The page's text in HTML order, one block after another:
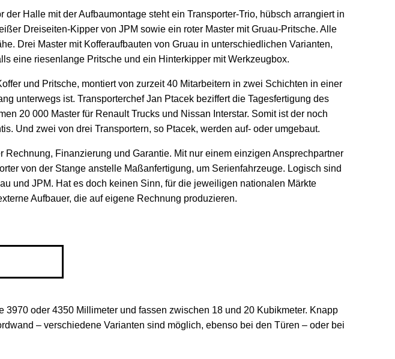
Halle mit der Aufbaumontage steht ein Transporter-Trio, hübsch arrangiert in
Dreiseiten-Kipper von JPM sowie ein roter Master mit Gruau-Pritsche. Alle
Drei Master mit Kofferaufbauten von Gruau in unterschiedlichen Varianten,
eine riesenlange Pritsche und ein Hinterkipper mit Werkzeugbox.
und Pritsche, montiert von zurzeit 40 Mitarbeitern in zwei Schichten in einer
unterwegs ist. Transporterchef Jan Ptacek beziffert die Tagesfertigung des
20 000 Master für Renault Trucks und Nissan Interstar. Somit ist der noch
Und zwei von drei Transportern, so Ptacek, werden auf- oder umgebaut.
Finanzierung und Garantie. Mit nur einem einzigen Ansprechpartner
von der Stange anstelle Maßanfertigung, um Serienfahrzeuge. Logisch sind
und JPM. Hat es doch keinen Sinn, für die jeweiligen nationalen Märkte
Aufbauer, die auf eigene Rechnung produzieren.
oder 4350 Millimeter und fassen zwischen 18 und 20 Kubikmeter. Knapp
– verschiedene Varianten sind möglich, ebenso bei den Türen – oder bei